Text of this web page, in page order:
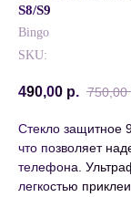
S8/S9
Bingo
SKU:
490,00 р. 750,00
Стекло защитное
что позволяет
телефона.
легкостью